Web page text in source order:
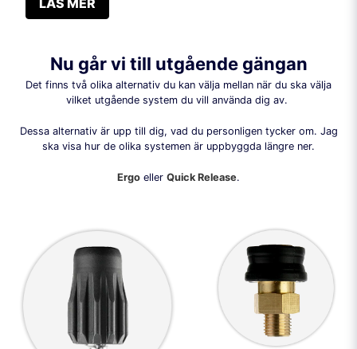
LÄS MER
Nu går vi till utgående gängan
Det finns två olika alternativ du kan välja mellan när du ska välja
vilket utgående system du vill använda dig av.
Dessa alternativ är upp till dig, vad du personligen tycker om. Jag
ska visa hur de olika systemen är uppbyggda längre ner.
Ergo eller Quick Release.